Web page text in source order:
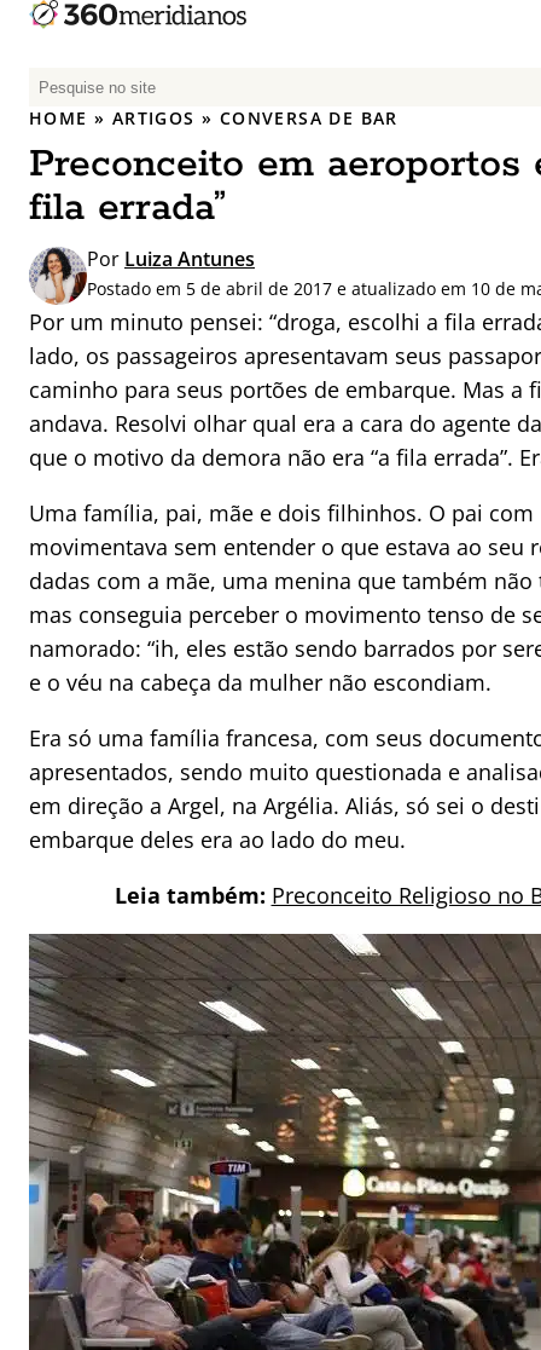
P
e
q
u
i
s
a
r
p
o
r
:
HOME » ARTIGOS » CONVERSA DE BAR
Preconceito em aeroportos
fila errada”
Por Luiza Antunes
Postado em 5 de abril de 2017 e atualizado em 10 de
Por um minuto pensei: “droga, escolhi a fila
lado, os passageiros apresentavam seus
caminho para seus portões de embarque. Mas a
andava. Resolvi olhar qual era a cara do agente
que o motivo da demora não era “a fila errada”.
Uma família, pai, mãe e dois filhinhos. O pai
movimentava sem entender o que estava ao
dadas com a mãe, uma menina que também
mas conseguia perceber o movimento tenso de
namorado: “ih, eles estão sendo barrados por
e o véu na cabeça da mulher não escondiam.
Era só uma família francesa, com seus
apresentados, sendo muito questionada e
em direção a Argel, na Argélia. Aliás, só sei o
embarque deles era ao lado do meu.
Leia também: Preconceito Religioso no